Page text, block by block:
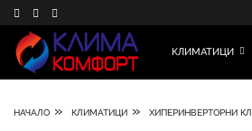
КЛИМАТИЦИ
НАЧАЛО » КЛИМАТИЦИ » ХИПЕРИНВЕРТОРНИ